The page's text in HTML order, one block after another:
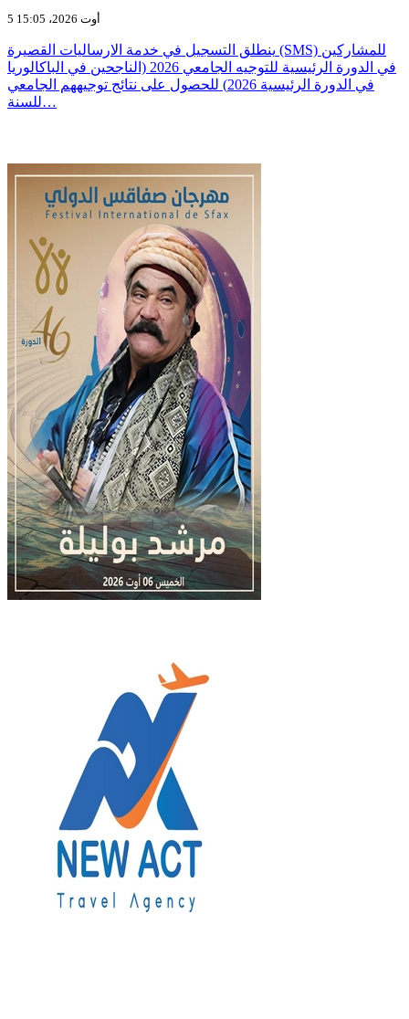
5 أوت 2026، 15:05
ينطلق التسجيل في خدمة الارساليات القصيرة (SMS) للمشاركين
في الدورة الرئيسية للتوجيه الجامعي 2026 (الناجحين في الباكالوريا
في الدورة الرئيسية 2026) للحصول على نتائج توجيههم الجامعي
للسنة…